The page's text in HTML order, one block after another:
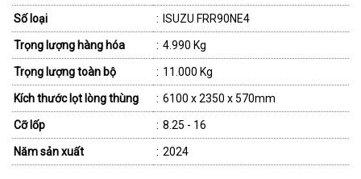
Số loại : ISUZU FRR90NE4
Trọng lượng hàng hóa : 4.990 Kg
Trọng lượng toàn bộ : 11.000 Kg
Kích thước lọt lòng thùng : 6100 x 2350 x 570mm
Cỡ lốp : 8.25 - 16
Năm sản xuất : 2024